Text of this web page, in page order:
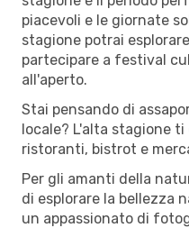
piacevoli e le giornate
stagione potrai
partecipare a festival
all'aperto.
Stai pensando di
locale? L'alta stagione
ristoranti, bistrot e
Per gli amanti della
di esplorare la bellezza
un appassionato di